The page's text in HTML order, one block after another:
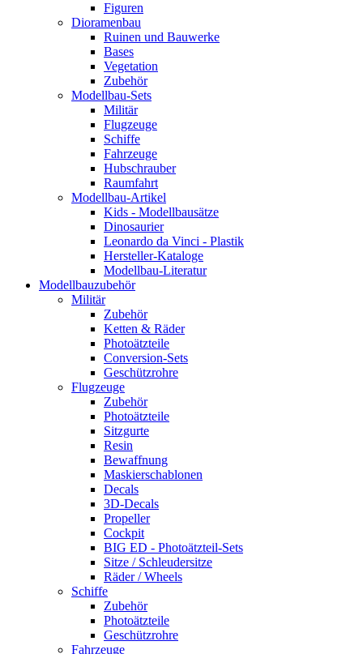
Figuren
Dioramenbau
Ruinen und Bauwerke
Bases
Vegetation
Zubehör
Modellbau-Sets
Militär
Flugzeuge
Schiffe
Fahrzeuge
Hubschrauber
Raumfahrt
Modellbau-Artikel
Kids - Modellbausätze
Dinosaurier
Leonardo da Vinci - Plastik
Hersteller-Kataloge
Modellbau-Literatur
Modellbauzubehör
Militär
Zubehör
Ketten & Räder
Photoätzteile
Conversion-Sets
Geschützrohre
Flugzeuge
Zubehör
Photoätzteile
Sitzgurte
Resin
Bewaffnung
Maskierschablonen
Decals
3D-Decals
Propeller
Cockpit
BIG ED - Photoätzteil-Sets
Sitze / Schleudersitze
Räder / Wheels
Schiffe
Zubehör
Photoätzteile
Geschützrohre
Fahrzeuge